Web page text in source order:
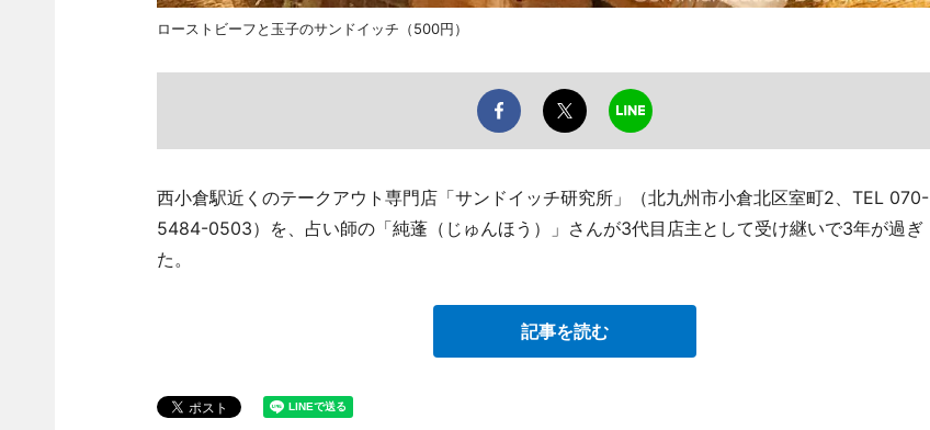
ローストビーフと玉子のサンドイッチ（500円）
西小倉駅近くのテークアウト専門店「サンドイッチ研究所」（北九州市小倉北区室町2、TEL 070-
5484-0503）を、占い師の「純蓬（じゅんほう）」さんが3代目店主として受け継いで3年が過ぎ
た。
記事を読む